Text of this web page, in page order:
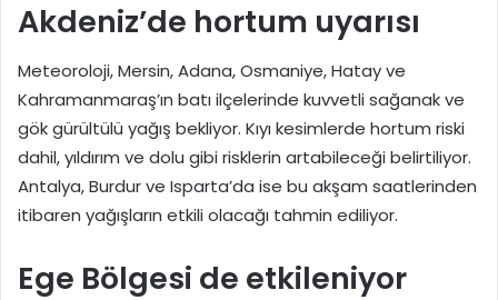
Akdeniz’de hortum uyarısı
Meteoroloji, Mersin, Adana, Osmaniye, Hatay ve
Kahramanmaraş’ın batı ilçelerinde kuvvetli sağanak ve
gök gürültülü yağış bekliyor. Kıyı kesimlerde hortum riski
dahil, yıldırım ve dolu gibi risklerin artabileceği belirtiliyor.
Antalya, Burdur ve Isparta’da ise bu akşam saatlerinden
itibaren yağışların etkili olacağı tahmin ediliyor.
Ege Bölgesi de etkileniyor